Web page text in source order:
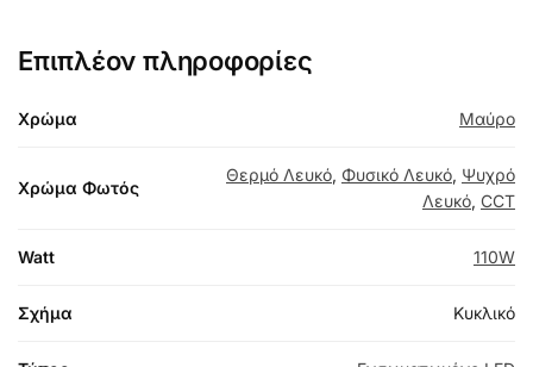
Επιπλέον πληροφορίες
Χρώμα Μαύρο
Χρώμα Φωτός
Θερμό Λευκό, Φυσικό Λευκό, Ψυχρό
Λευκό, CCT
Watt 110W
Σχήμα Κυκλικό